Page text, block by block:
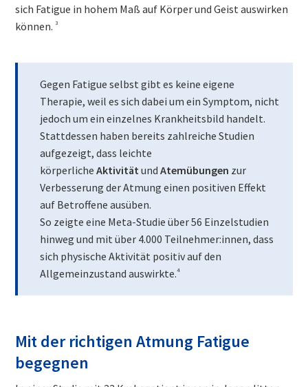
sich Fatigue in hohem Maß auf Körper und Geist auswirken
können.3
Gegen Fatigue selbst gibt es keine eigene
Therapie, weil es sich dabei um ein Symptom, nicht
jedoch um ein einzelnes Krankheitsbild handelt.
Stattdessen haben bereits zahlreiche Studien
aufgezeigt, dass leichte
körperlicheAktivität undAtemübungen zur
Verbesserung der Atmung einen positiven Effekt
auf Betroffene ausüben.
So zeigte eine Meta-Studie über 56 Einzelstudien
hinweg und mit über 4.000 Teilnehmer:innen, dass
sich physische Aktivität positiv auf den
Allgemeinzustand auswirkte.4
Mit der richtigen Atmung Fatigue
begegnen